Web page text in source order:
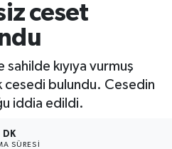
ceset
kıyıya vurmuş
cesedi bulundu. Cesedin
iddia edildi.
DK
SÜRESI